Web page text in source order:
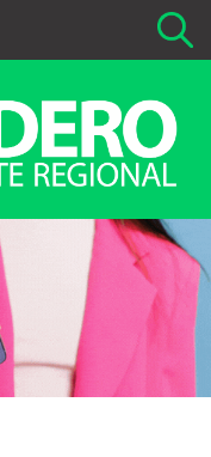
que se buscará es 01-02-
02-2026